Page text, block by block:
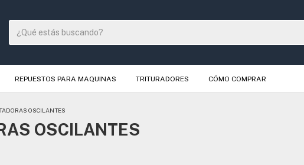
REPUESTOS PARA MAQUINAS TRITURADORES CÓMO COMPRAR
OSCILANTES
OSCILANTES